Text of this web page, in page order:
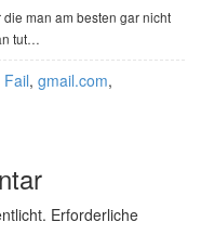
man am besten gar nicht
tut…
Fail, gmail.com,
Erforderliche